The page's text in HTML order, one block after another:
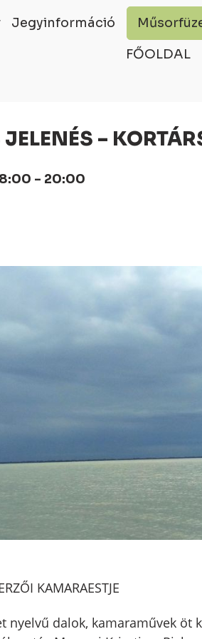
Jegyinformáció
FŐOLDAL
JELENÉS –
- 20:00
KAMARAESTJE
nyelvű dalok, kamaraművek öt